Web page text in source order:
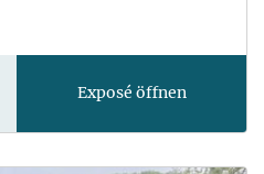
Exposé öffnen